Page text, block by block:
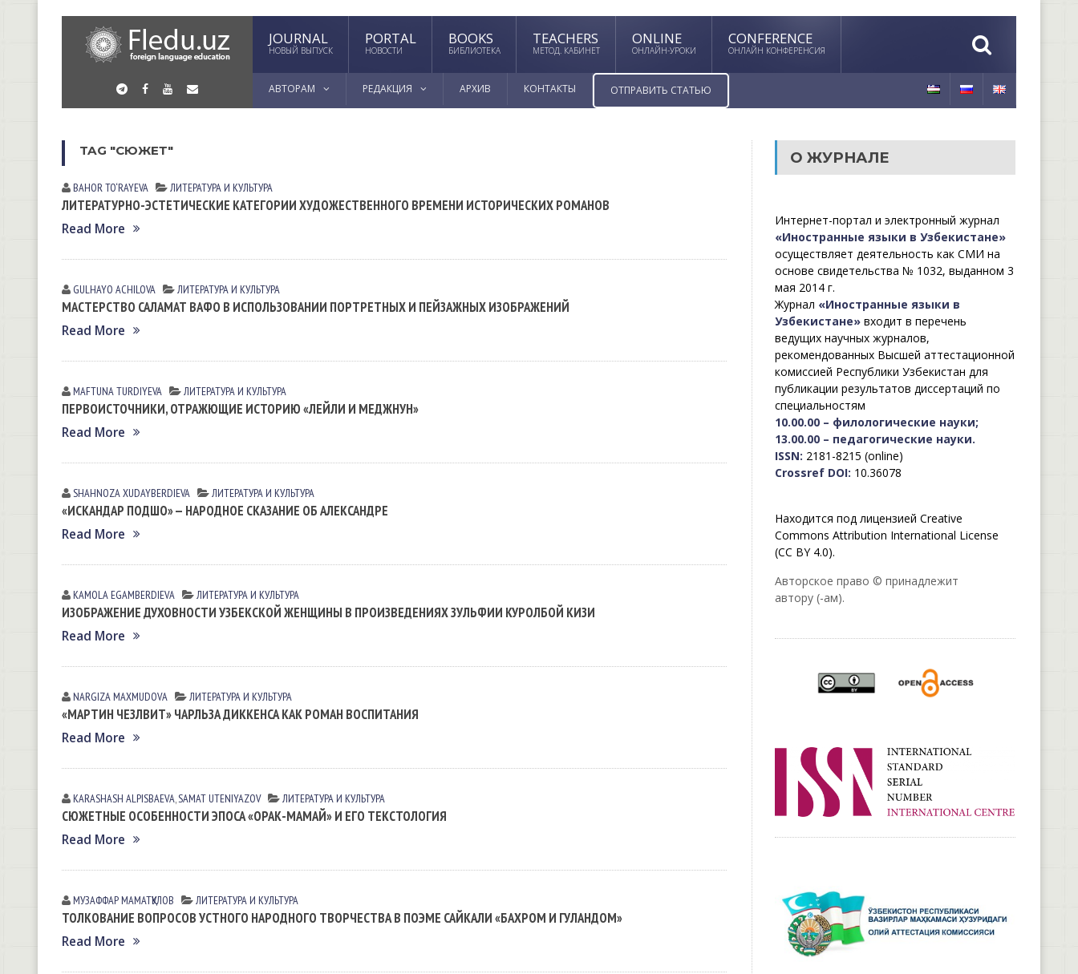
JOURNAL
НОВЫЙ ВЫПУСК
PORTAL
НОВОСТИ
BOOKS
БИБЛИОТЕКА
TEACHERS
МЕТОД. КАБИНЕТ
ONLINE
ОНЛАЙН-УРОКИ
CONFERENCE
ОНЛАЙН КОНФЕРЕНСИЯ
АВТОРАМ РЕДАКЦИЯ АРХИВ КОНТАКТЫ ОТПРАВИТЬ СТАТЬЮ
TAG "СЮЖЕТ"
BAHOR TO‘RAYEVA ЛИТЕРАТУРА И КУЛЬТУРА
ЛИТЕРАТУРНО-ЭСТЕТИЧЕСКИЕ КАТЕГОРИИ ХУДОЖЕСТВЕННОГО ВРЕМЕНИ ИСТОРИЧЕСКИХ РОМАНОВ
Read More
GULHAYO ACHILOVA ЛИТЕРАТУРА И КУЛЬТУРА
МАСТЕРСТВО САЛАМАТ ВАФО В ИСПОЛЬЗОВАНИИ ПОРТРЕТНЫХ И ПЕЙЗАЖНЫХ ИЗОБРАЖЕНИЙ
Read More
MAFTUNA TURDIYEVA ЛИТЕРАТУРА И КУЛЬТУРА
ПЕРВОИСТОЧНИКИ, ОТРАЖЮЩИЕ ИСТОРИЮ «ЛЕЙЛИ И МЕДЖНУН»
Read More
SHAHNOZA XUDAYBERDIEVA ЛИТЕРАТУРА И КУЛЬТУРА
«ИСКАНДАР ПОДШО» — НАРОДНОЕ СКАЗАНИЕ ОБ АЛЕКСАНДРЕ
Read More
KAMOLA EGАMBERDIEVА ЛИТЕРАТУРА И КУЛЬТУРА
ИЗОБРАЖЕНИЕ ДУХОВНОСТИ УЗБЕКСКОЙ ЖЕНЩИНЫ В ПРОИЗВЕДЕНИЯХ ЗУЛЬФИИ КУРОЛБОЙ КИЗИ
Read More
NARGIZA MАXMUDOVА ЛИТЕРАТУРА И КУЛЬТУРА
«МАРТИН ЧЕЗЛВИТ» ЧАРЛЬЗА ДИККЕНСА КАК РОМАН ВОСПИТАНИЯ
Read More
KARASHASH АLPISBАEVА,SAMAT UTENIYAZOV ЛИТЕРАТУРА И КУЛЬТУРА
СЮЖЕТНЫЕ ОСОБЕННОСТИ ЭПОСА «ОРАК-МАМАЙ» И ЕГО ТЕКСТОЛОГИЯ
Read More
МУЗАФФАР МАМАТҚУЛОВ ЛИТЕРАТУРА И КУЛЬТУРА
ТОЛКОВАНИЕ ВОПРОСОВ УСТНОГО НАРОДНОГО ТВОРЧЕСТВА В ПОЭМЕ САЙКАЛИ «БАХРОМ И ГУЛАНДОМ»
Read More
О ЖУРНАЛЕ
Интернет-портал и электронный журнал
«Иностранные языки в Узбекистане»
осуществляет деятельность как СМИ на
основе свидетельства № 1032, выданном 3
мая 2014 г.
Журнал «Иностранные языки в
Узбекистане»входит в перечень
ведущих научных журналов,
рекомендованных Высшей аттестационной
комиссией Республики Узбекистан для
публикации результатов диссертаций по
специальностям
10.00.00 – филологические науки;
13.00.00 – педагогические науки.
ISSN: 2181-8215 (online)
Crossref DOI: 10.36078
Находится под лицензией Creative
Commons Attribution International License
(CC BY 4.0).
Авторское право © принадлежит
автору (-ам).